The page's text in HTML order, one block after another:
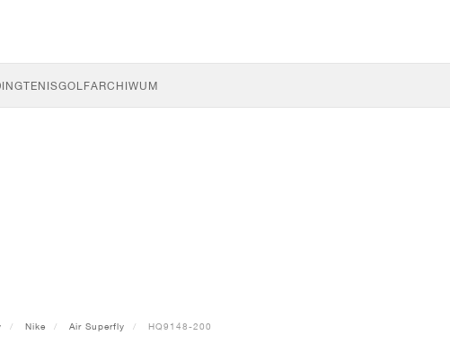
TENISGOLFARCHIWUM
Nike Air Superfly HQ9148-200